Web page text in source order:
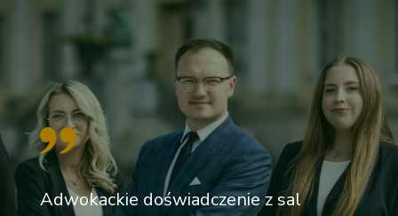
Adwokackie doświadczenie z sal